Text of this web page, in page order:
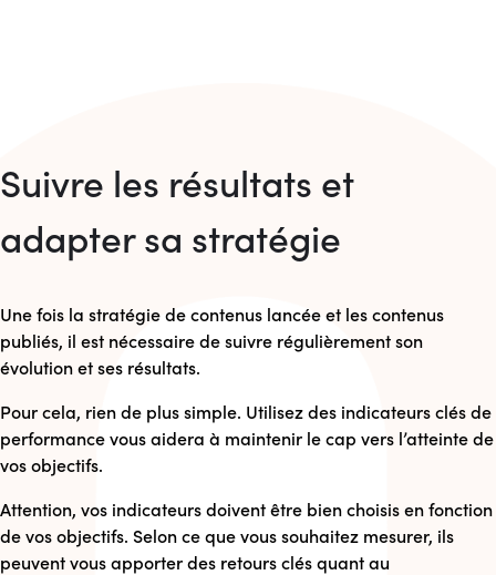
Suivre les résultats et
adapter sa stratégie
Une fois la stratégie de contenus lancée et les contenus
publiés, il est nécessaire de suivre régulièrement son
évolution et ses résultats.
Pour cela, rien de plus simple. Utilisez des indicateurs clés de
performance vous aidera à maintenir le cap vers l’atteinte de
vos objectifs.
Attention, vos indicateurs doivent être bien choisis en fonction
de vos objectifs. Selon ce que vous souhaitez mesurer, ils
peuvent vous apporter des retours clés quant au